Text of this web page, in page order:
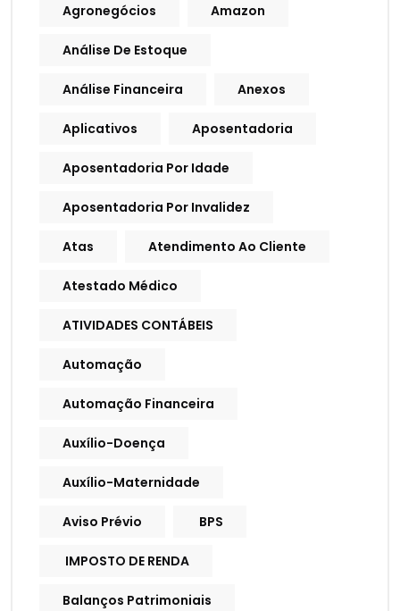
Agronegócios Amazon
Análise De Estoque
Análise Financeira Anexos
Aplicativos Aposentadoria
Aposentadoria Por Idade
Aposentadoria Por Invalidez
Atas Atendimento Ao Cliente
Atestado Médico
ATIVIDADES CONTÁBEIS
Automação
Automação Financeira
Auxílio-Doença
Auxílio-Maternidade
Aviso Prévio BPS
IMPOSTO DE RENDA
Balanços Patrimoniais